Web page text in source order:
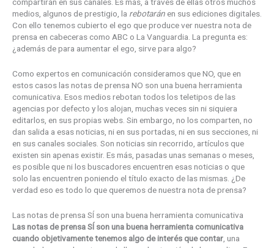
medios, algunos de prestigio, la rebotarán en sus ediciones digitales.
Con ello tenemos cubierto el ego que produce ver nuestra nota de
prensa en cabeceras como ABC o La Vanguardia. La pregunta es:
¿además de para aumentar el ego, sirve para algo?
Como expertos en comunicación consideramos que NO, que en
estos casos las notas de prensa NO son una buena herramienta
comunicativa. Esos medios rebotan todos los teletipos de las
agencias por defecto y los alojan, muchas veces sin ni siquiera
editarlos, en sus propias webs. Sin embargo, no los comparten, no
dan salida a esas noticias, ni en sus portadas, ni en sus secciones, ni
en sus canales sociales. Son noticias sin recorrido, artículos que
existen sin apenas existir. Es más, pasadas unas semanas o meses,
es posible que ni los buscadores encuentren esas noticias o que
solo las encuentren poniendo el título exacto de las mismas. ¿De
verdad eso es todo lo que queremos de nuestra nota de prensa?
Las notas de prensa SÍ son una buena herramienta comunicativa
Las notas de prensa SÍ son una buena herramienta comunicativa
cuando objetivamente tenemos algo de interés que contar , una